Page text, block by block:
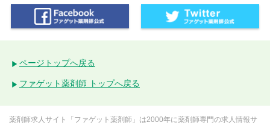
ページトップへ戻る
ファゲット薬剤師 トップへ戻る
薬剤師求人サイト「ファゲット薬剤師」は2000年に薬剤師専門の求人情報サ